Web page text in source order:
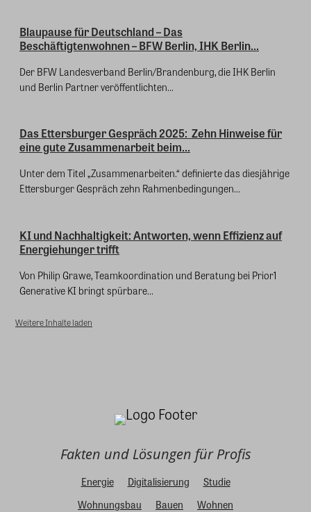
Blaupause für Deutschland – Das
Beschäftigtenwohnen – BFW Berlin, IHK Berlin...
Der BFW Landesverband Berlin/Brandenburg, die IHK Berlin
und Berlin Partner veröffentlichten...
Das Ettersburger Gespräch 2025: Zehn Hinweise für
eine gute Zusammenarbeit beim...
Unter dem Titel „Zusammenarbeiten.“ definierte das diesjährige
Ettersburger Gespräch zehn Rahmenbedingungen...
KI und Nachhaltigkeit: Antworten, wenn Effizienz auf
Energiehunger trifft
Von Philip Grawe, Teamkoordination und Beratung bei Prior1
Generative KI bringt spürbare...
Weitere Inhalte laden
Fakten und Lösungen für Profis
Energie Digitalisierung
Studie
Wohnungsbau
Bauen
Wohnen